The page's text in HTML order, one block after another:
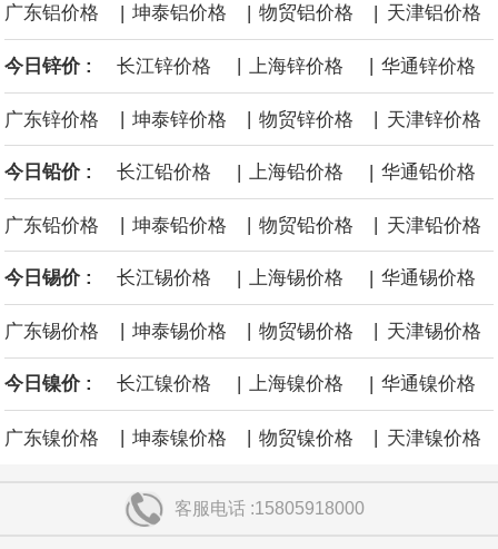
供支撑，同时投资者正等待美国非农就业数据，以寻找美国利率前
海力士：龙仁工厂将生产高带宽内存（HBM）及其他下一代动态随
机存取存储器（DRAM）。
广东铝价格 | 坤泰铝价格 | 物贸铝价格 | 天津铝价格
今日锌价 : 长江锌价格 上海锌价格 华通锌价格
广东锌价格 | 坤泰锌价格 | 物贸锌价格 | 天津锌价格
今日铅价 : 长江铅价格 | 上海铅价格 | 华通铅价格
广东铅价格 坤泰铅价格 物贸铅价格 天津铅价格
今日锡价 : 长江锡价格 | 上海锡价格 | 华通锡价格
广东锡价格 坤泰锡价格 物贸锡价格 天津锡价格
今日镍价 : 长江镍价格 | 上海镍价格 | 华通镍价格
广东镍价格 | 坤泰镍价格 | 物贸镍价格 | 天津镍价格
客服电话 :15805918000